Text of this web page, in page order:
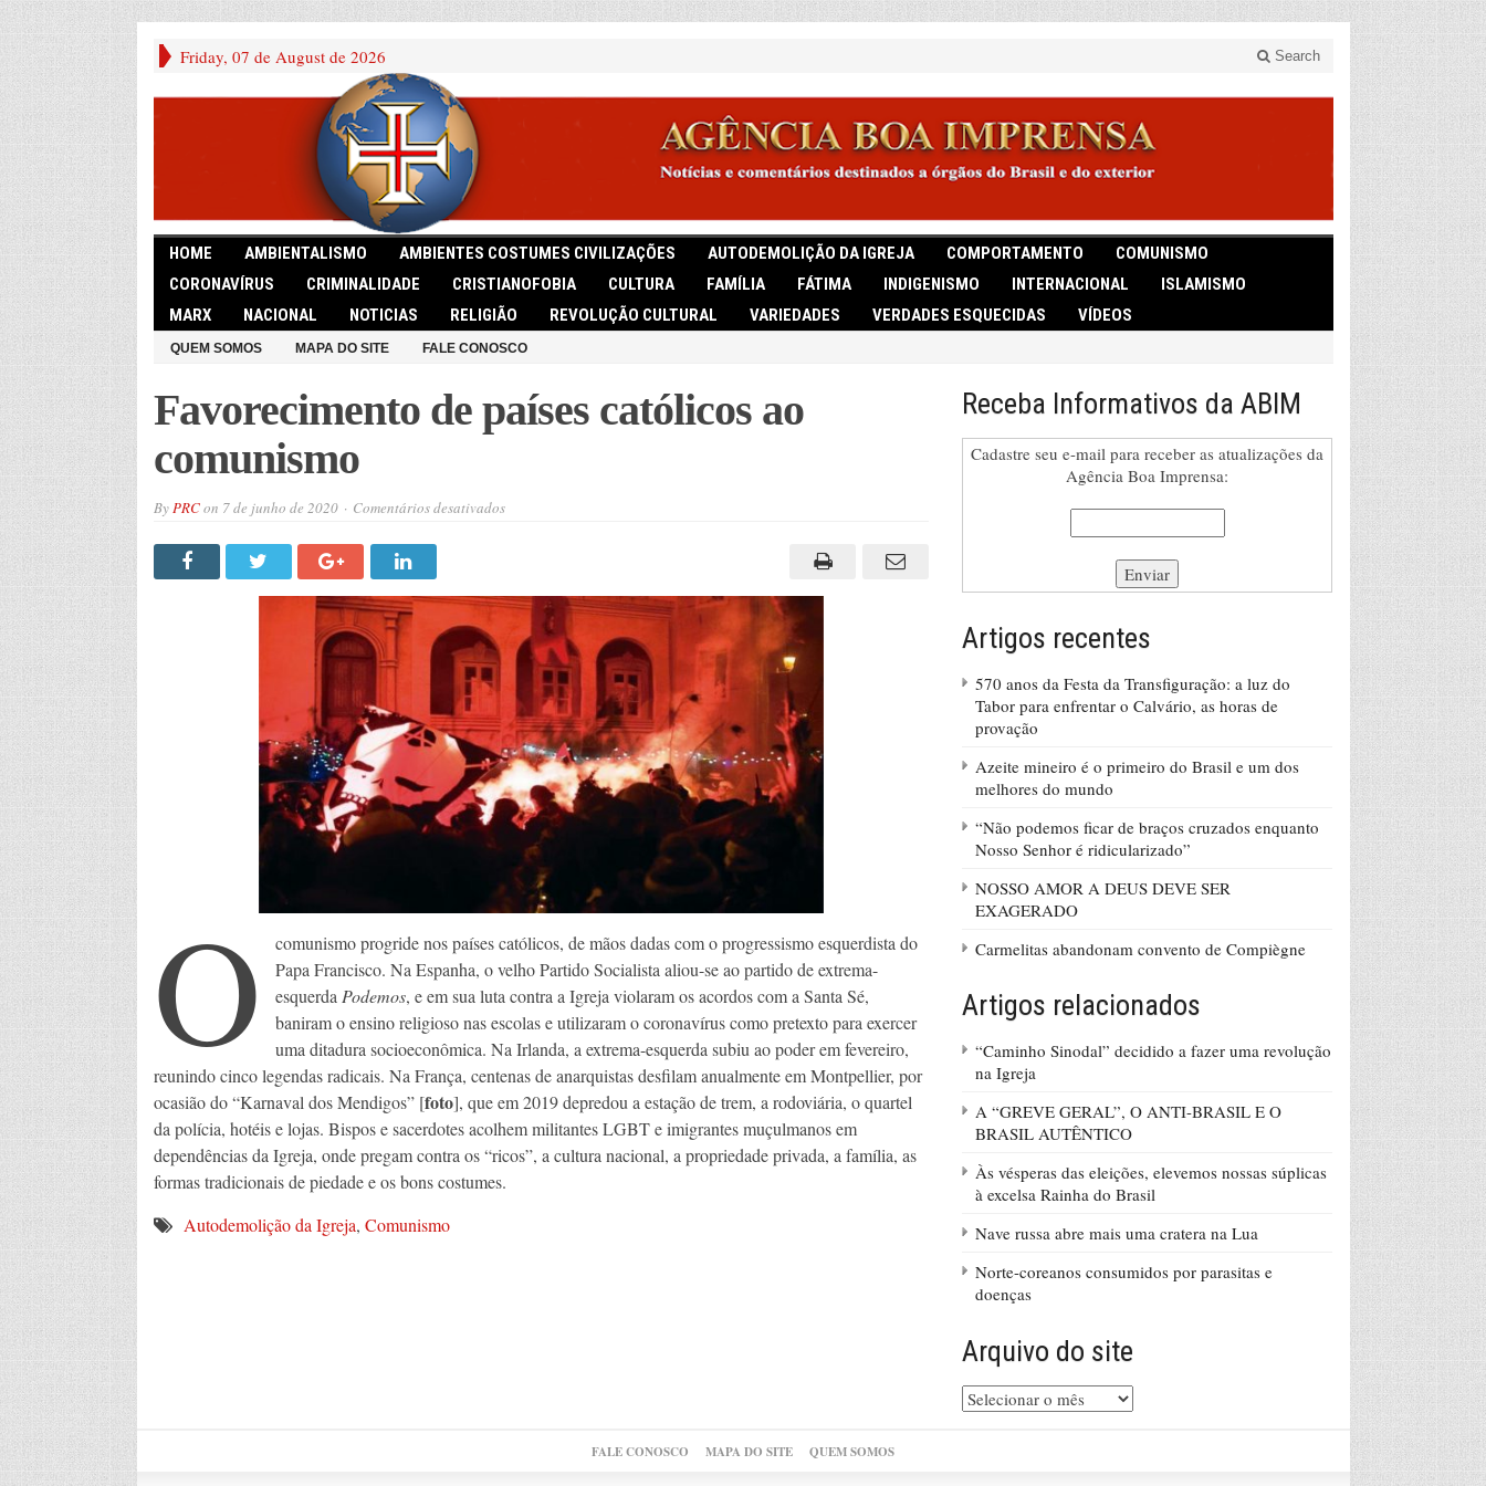
Friday, 07 de August de 2026 Search
HOME AMBIENTALISMO AMBIENTES COSTUMES CIVILIZAÇÕES AUTODEMOLIÇÃO DA IGREJA COMPORTAMENTO
COMUNISMO
CORONAVÍRUS
CRIMINALIDADE CRISTIANOFOBIA CULTURA FAMÍLIA FÁTIMA INDIGENISMO INTERNACIONAL
ISLAMISMO
MARX
NACIONAL NOTICIAS RELIGIÃO REVOLUÇÃO CULTURAL VARIEDADES VERDADES ESQUECIDAS VÍDEOS
QUEM SOMOS MAPA DO SITE FALE CONOSCO
Favorecimento de países católicos ao
comunismo
ByPRCon 7 de junho de 2020 Comentários desativadosem
comunismo
O
comunismo progride nos países católicos, de mãos dadas com o progressismo esquerdista do
Papa Francisco. Na Espanha, o velho Partido Socialista aliou-se ao partido de extrema-
esquerda Podemos, e em sua luta contra a Igreja violaram os acordos com a Santa Sé,
baniram o ensino religioso nas escolas e utilizaram o coronavírus como pretexto para exercer
uma ditadura socioeconômica. Na Irlanda, a extrema-esquerda subiu ao poder em fevereiro,
reunindo cinco legendas radicais. Na França, centenas de anarquistas desfilam anualmente em Montpellier, por
ocasião do “Karnaval dos Mendigos” [foto], que em 2019 depredou a estação de trem, a rodoviária, o quartel
da polícia, hotéis e lojas. Bispos e sacerdotes acolhem militantes LGBT e imigrantes muçulmanos em
dependências da Igreja, onde pregam contra os “ricos”, a cultura nacional, a propriedade privada, a família, as
formas tradicionais de piedade e os bons costumes.
Autodemolição da Igreja, Comunismo
Receba Informativos da ABIM
Cadastre seu e-mail para receber as atualizações da
Agência Boa Imprensa:
Artigos recentes
570 anos da Festa da Transfiguração: a luz do
Tabor para enfrentar o Calvário, as horas de
provação
Azeite mineiro é o primeiro do Brasil e um dos
melhores do mundo
“Não podemos ficar de braços cruzados enquanto
Nosso Senhor é ridicularizado”
NOSSO AMOR A DEUS DEVE SER
EXAGERADO
Carmelitas abandonam convento de Compiègne
Artigos relacionados
“Caminho Sinodal” decidido a fazer uma revolução
na Igreja
A “GREVE GERAL”, O ANTI-BRASIL E O
BRASIL AUTÊNTICO
Às vésperas das eleições, elevemos nossas súplicas
à excelsa Rainha do Brasil
Nave russa abre mais uma cratera na Lua
Norte-coreanos consumidos por parasitas e
doenças
Arquivo do site
Arquivo
do
FALE CONOSCO MAPA DO SITE QUEM SOMOS